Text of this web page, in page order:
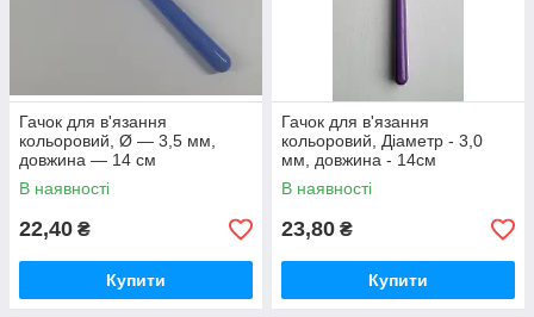
Гачок для в'язання
кольоровий, Ø — 3,5 мм,
довжина — 14 см
В наявності
22,40 ₴
Купити
Гачок для в'язання
кольоровий, Діаметр - 3,0
мм, довжина - 14см
В наявності
23,80 ₴
Купити